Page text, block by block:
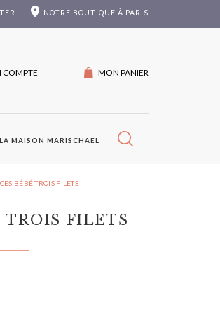
NOTRE BOUTIQUE À PARIS
MON PANIER
LA MAISON MARISCHAEL
BÉBÉ TROIS FILETS
TROIS FILETS